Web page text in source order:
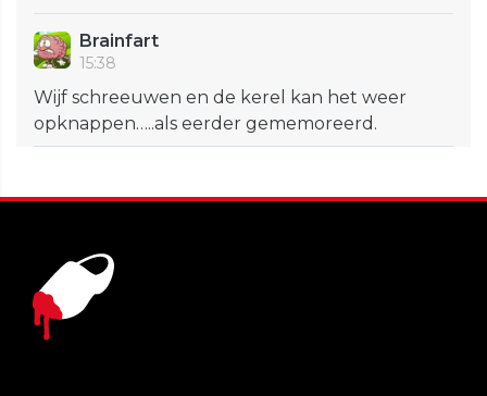
Brainfart
15:38
Wijf schreeuwen en de kerel kan het weer
opknappen…..als eerder gememoreerd.